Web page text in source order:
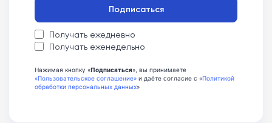
Получать ежедневно
Получать еженедельно
Подписаться
Нажимая кнопку «Подписаться», вы принимаете
«Пользовательское соглашение» и даёте согласие с «Политикой
обработки персональных данных»